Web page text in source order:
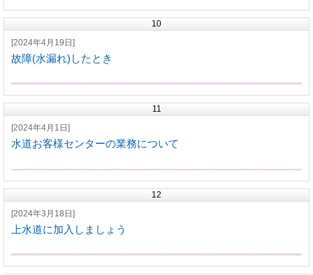
10
[2024年4月19日]
故障(水漏れ)したとき
11
[2024年4月1日]
水道お客様センターの業務について
12
[2024年3月18日]
上水道に加入しましょう